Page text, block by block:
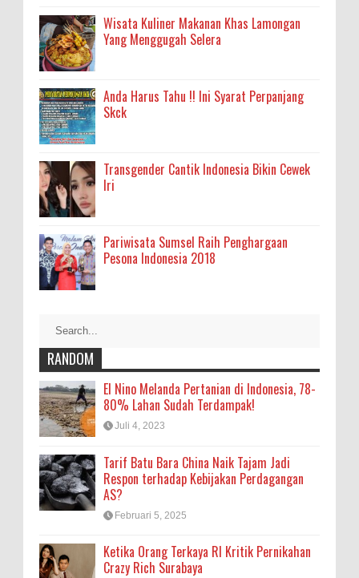
Wisata Kuliner Makanan Khas Lamongan
Yang Menggugah Selera
Anda Harus Tahu !! Ini Syarat Perpanjang
Skck
Transgender Cantik Indonesia Bikin Cewek
Iri
Pariwisata Sumsel Raih Penghargaan
Pesona Indonesia 2018
RANDOM
El Nino Melanda Pertanian di Indonesia, 78-
80% Lahan Sudah Terdampak!
Juli 4, 2023
Tarif Batu Bara China Naik Tajam Jadi
Respon terhadap Kebijakan Perdagangan
AS?
Februari 5, 2025
Ketika Orang Terkaya RI Kritik Pernikahan
Crazy Rich Surabaya